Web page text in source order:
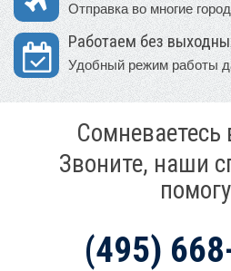
Отправка во многие
Работаем без
Удобный режим работы
Сомневаетесь
Звоните, наши
(495)